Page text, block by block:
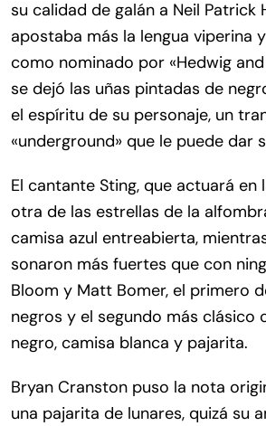
su calidad de galán a Neil Patrick
apostaba más la lengua viperina
como nominado por «Hedwig
se dejó las uñas pintadas de
el espíritu de su personaje, un
«underground» que le puede dar
El cantante Sting, que actuará en
otra de las estrellas de la
camisa azul entreabierta,
sonaron más fuertes que con
Bloom y Matt Bomer, el primero
negros y el segundo más clásico
negro, camisa blanca y pajarita.
Bryan Cranston puso la nota
una pajarita de lunares, quizá su